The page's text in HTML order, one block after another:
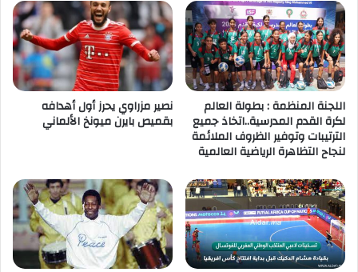
اللجنة المنظمة : بطولة العالم
لكرة القدم المدرسية..اتخاذ جميع
الترتيبات وتوفير الظروف الملائمة
لنجاح التظاهرة الرياضية العالمية
نصير مزراوي يحرز أول أهدافه
بقميص بايرن ميونخ الألماني